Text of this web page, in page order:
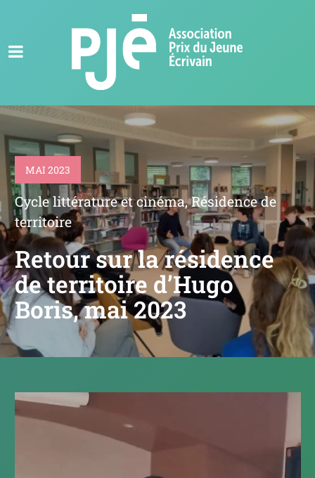
MAI 2023
Cycle littérature et cinéma,Résidence de
territoire
Retour sur la résidence
de territoire d’Hugo
Boris, mai 2023